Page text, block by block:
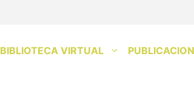
BIBLIOTECA VIRTUAL